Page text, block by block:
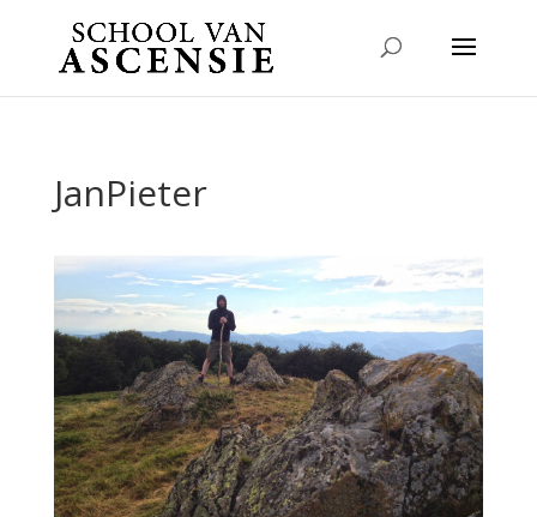
JanPieter